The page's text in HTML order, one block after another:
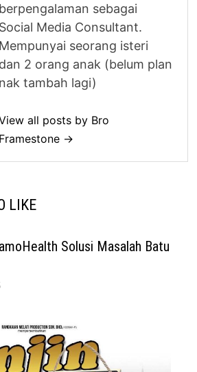
berpengalaman sebagai
Social Media Consultant.
Mempunyai seorang isteri
dan 2 orang anak (belum plan
nak tambah lagi)
all posts by Bro
Framestone →
LIKE
Solusi Masalah Batu